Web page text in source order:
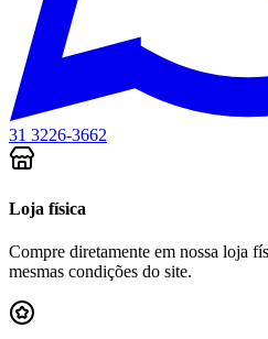
31 3226-3662
Loja física
Compre diretamente em nossa loja
mesmas condições do site.